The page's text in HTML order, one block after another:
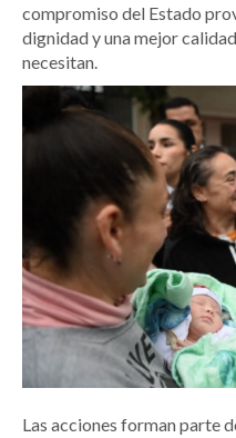
compromiso del Estado
dignidad y una mejor
necesitan.
Las acciones forman parte